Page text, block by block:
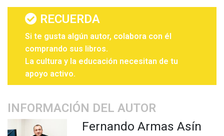
RECUERDA
Si te gusta algún autor, colabora con él
comprando sus libros.
La cultura y la educación necesitan de tu
apoyo activo.
INFORMACIÓN DEL AUTOR
Fernando Armas Asín